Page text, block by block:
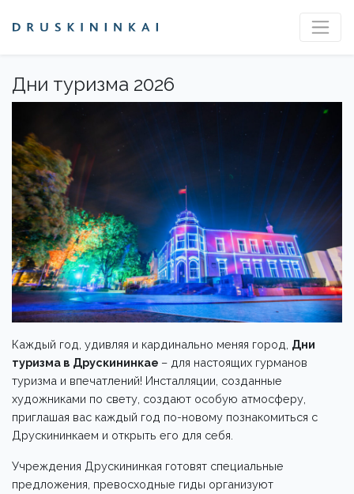
Дни туризма 2026
Каждый год, удивляя и кардинально меняя город, Дни
туризма в Друскининкае – для настоящих гурманов
туризма и впечатлений! Инсталляции, созданные
художниками по свету, создают особую атмосферу,
приглашая вас каждый год по-новому познакомиться с
Друскининкаем и открыть его для себя.
Учреждения Друскининкая готовят специальные
предложения, превосходные гиды организуют